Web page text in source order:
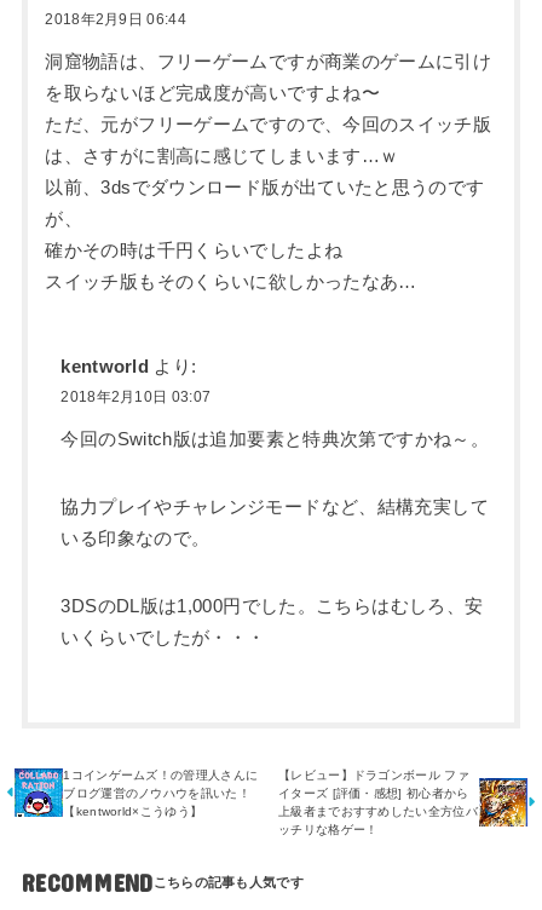
2018年2月9日 06:44
洞窟物語は、フリーゲームですが商業のゲームに引け
を取らないほど完成度が高いですよね〜
ただ、元がフリーゲームですので、今回のスイッチ版
は、さすがに割高に感じてしまいます…ｗ
以前、3dsでダウンロード版が出ていたと思うのです
が、
確かその時は千円くらいでしたよね
スイッチ版もそのくらいに欲しかったなあ…
kentworld より:
2018年2月10日 03:07
今回のSwitch版は追加要素と特典次第ですかね～。
協力プレイやチャレンジモードなど、結構充実して
いる印象なので。
3DSのDL版は1,000円でした。こちらはむしろ、安
いくらいでしたが・・・
1コインゲームズ！の管理人さんに
ブログ運営のノウハウを訊いた！
【kentworld×こうゆう】
【レビュー】ドラゴンボール ファ
イターズ [評価・感想] 初心者から
上級者までおすすめしたい全方位バ
ッチリな格ゲー！
RECOMMEND